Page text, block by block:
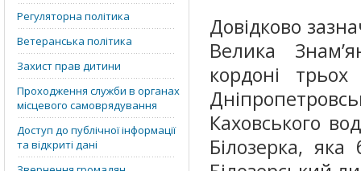
Регуляторна політика
Ветеранська політика
Захист прав дитини
Проходження служби в органах
місцевого самоврядування
Доступ до публічної інформації
та відкриті дані
Довідково
Велика
кордоні
Каховського
Білозерка,